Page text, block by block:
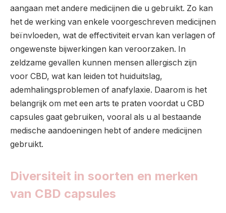
aangaan met andere medicijnen die u gebruikt. Zo kan
het de werking van enkele voorgeschreven medicijnen
beïnvloeden, wat de effectiviteit ervan kan verlagen of
ongewenste bijwerkingen kan veroorzaken. In
zeldzame gevallen kunnen mensen allergisch zijn
voor CBD, wat kan leiden tot huiduitslag,
ademhalingsproblemen of anafylaxie. Daarom is het
belangrijk om met een arts te praten voordat u CBD
capsules gaat gebruiken, vooral als u al bestaande
medische aandoeningen hebt of andere medicijnen
gebruikt.
Diversiteit in soorten en merken
van CBD capsules